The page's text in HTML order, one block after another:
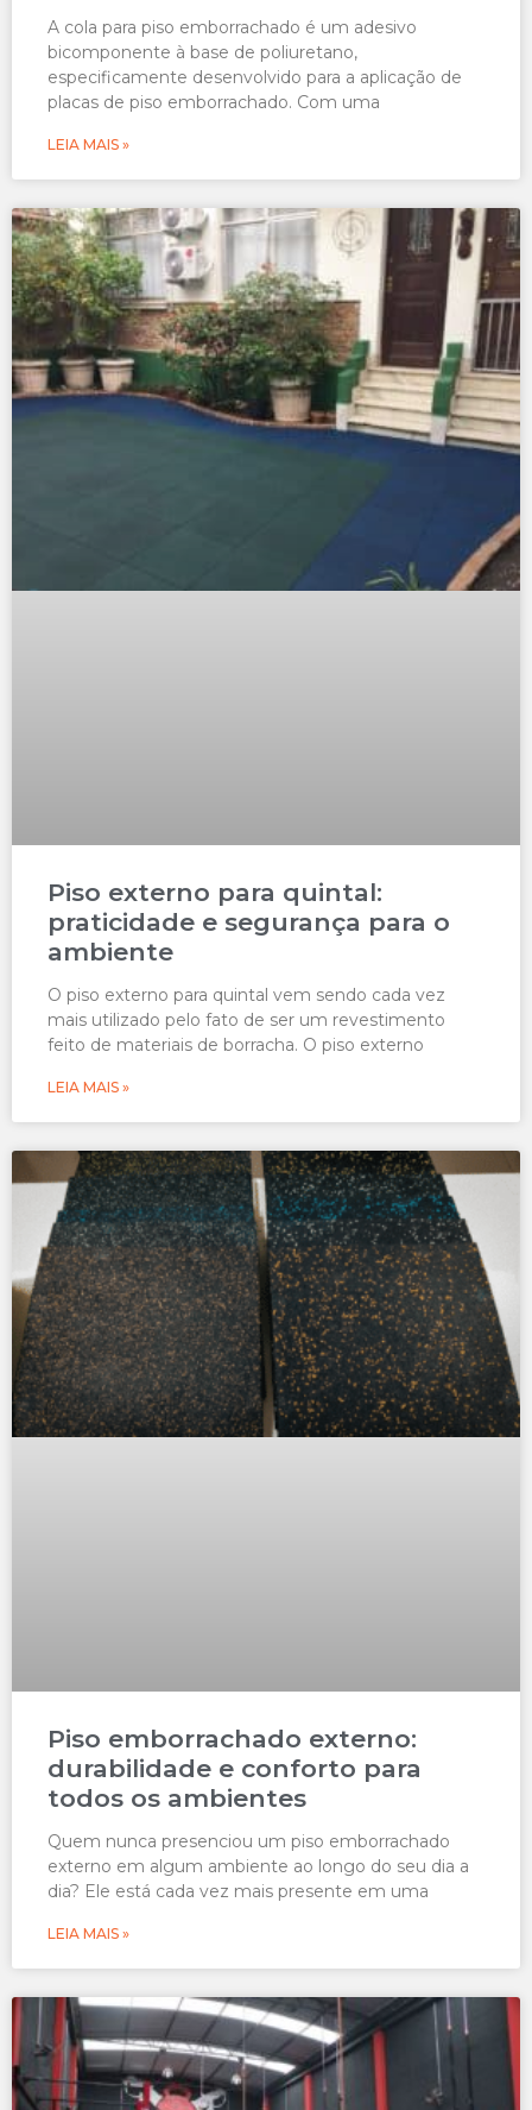
A cola para piso emborrachado é um adesivo
bicomponente à base de poliuretano,
especificamente desenvolvido para a aplicação de
placas de piso emborrachado. Com uma
LEIA MAIS »
Piso externo para quintal:
praticidade e segurança para o
ambiente
O piso externo para quintal vem sendo cada vez
mais utilizado pelo fato de ser um revestimento
feito de materiais de borracha. O piso externo
LEIA MAIS »
Piso emborrachado externo:
durabilidade e conforto para
todos os ambientes
Quem nunca presenciou um piso emborrachado
externo em algum ambiente ao longo do seu dia a
dia? Ele está cada vez mais presente em uma
LEIA MAIS »